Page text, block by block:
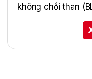
không chổi than
động mạnh mẽ,
Với tốc độ quay